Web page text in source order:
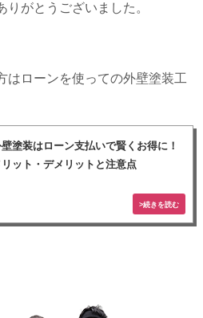
がとうございました。
ローンを使っての外壁塗装工
塗装はローン支払いで賢くお得に！
リット・デメリットと注意点